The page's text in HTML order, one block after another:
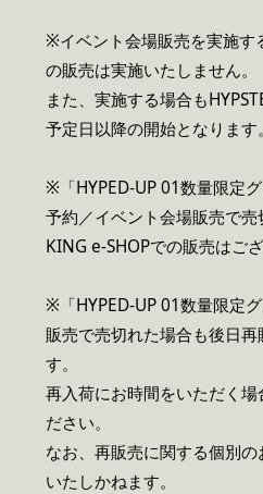
※イベント会場販売を実施す
の販売は実施いたしません。
また、実施する場合も
予定日以降の開始となります。
※「HYPED-UP 01数量限定
予約／イベント会場販売で売
KING e-SHOPでの販売はござ
※「HYPED-UP 01数量限定
販売で売切れた場合も後日
す。
再入荷にお時間をいただく場
ださい。
なお、再販売に関する個別
いたしかねます。